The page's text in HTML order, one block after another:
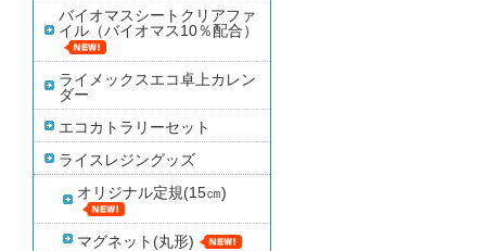
バイオマスシートクリアファ
イル（バイオマス10％配合）
ライメックスエコ卓上カレン
ダー
エコカトラリーセット
ライスレジングッズ
オリジナル定規(15㎝)
マグネット(丸形)